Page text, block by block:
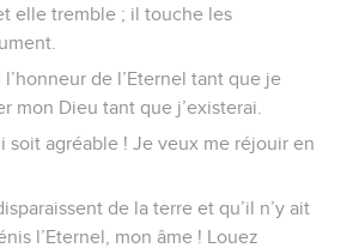
elle tremble ; il touche les
de l’Eternel tant que je
mon Dieu tant que j’existerai.
soit agréable ! Je veux me réjouir en
de la terre et qu’il n’y ait
l’Eternel, mon âme ! Louez